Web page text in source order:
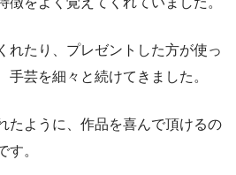
れたり、プレゼントした方が使っ
手芸を細々と続けてきました。
たように、作品を喜んで頂けるの
す。